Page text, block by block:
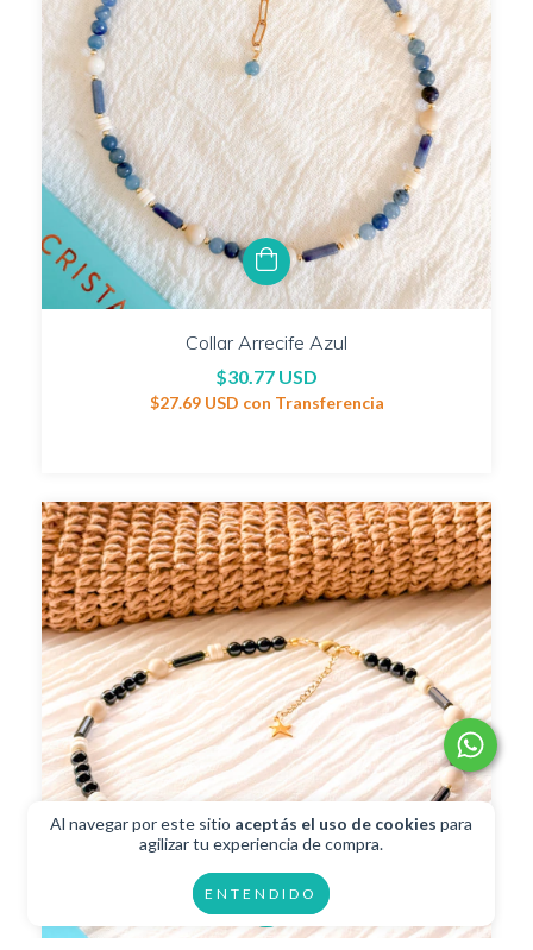
Al navegar por este sitio aceptás el uso de cookies para
agilizar tu experiencia de compra.
ENTENDIDO
Collar Arrecife Azul
$30.77 USD
$27.69 USD con Transferencia